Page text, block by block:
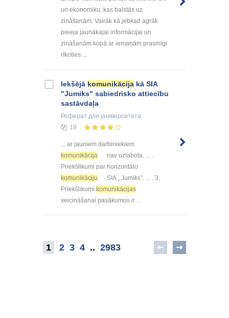
un ekonomiku, kas balstās uz
zināšanām. Vairāk kā jebkad agrāk
pieeja jaunākajai informācijai un
zināšanām kopā ar iemaņām prasmīgi
rīkoties ...
Iekšējā komunikācija kā SIA
"Jumiks" sabiedrisko attiecību
sastāvdaļa
Реферат для университета
19
... ar jauniem darbiniekiem
komunikācija
nav uzlabota. ... .
Priekšlikumi par horizontālo
komunikāciju
SIA „ Jumiks”. ... . 3.
Priekšlikumi komunikācijas
veicināšanai pasākumos ir ...
1 2 3 4 .. 2983